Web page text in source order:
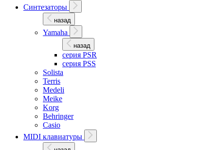
Синтезаторы
назад
Yamaha
назад
серия PSR
серия PSS
Solista
Terris
Medeli
Meike
Korg
Behringer
Casio
MIDI клавиатуры